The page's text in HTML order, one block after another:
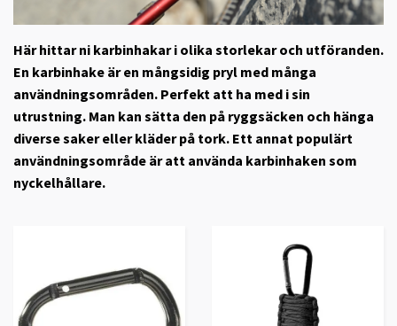
Här hittar ni karbinhakar i olika storlekar och utföranden.
En karbinhake är en mångsidig pryl med många
användningsområden. Perfekt att ha med i sin
utrustning. Man kan sätta den på ryggsäcken och hänga
diverse saker eller kläder på tork. Ett annat populärt
användningsområde är att använda karbinhaken som
nyckelhållare.